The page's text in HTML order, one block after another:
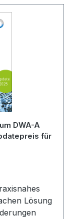
DWA-A
Lösung